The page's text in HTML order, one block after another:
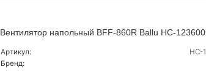
Вентилятор напольный BFF-860R Ballu НС-
Артикул:
НС-
Бренд: